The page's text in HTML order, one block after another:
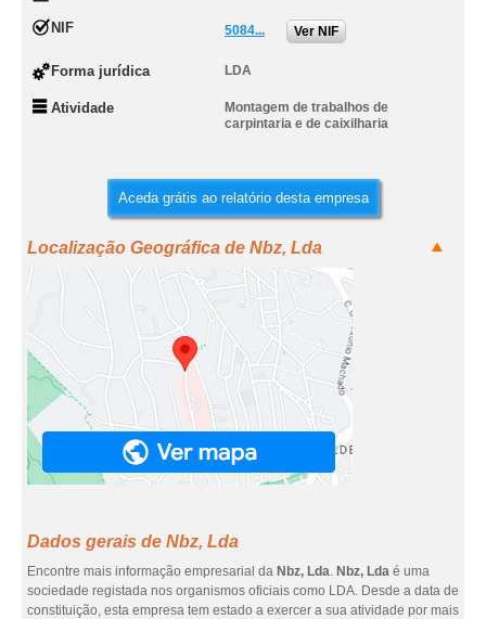
NIF 5084... Ver NIF
Forma jurídica LDA
Atividade
Montagem de trabalhos de
carpintaria e de caixilharia
Aceda grátis ao relatório desta empresa
Localização Geográfica de Nbz, Lda
Dados gerais de Nbz, Lda
Encontre mais informação empresarial da Nbz, Lda. Nbz, Lda é uma
sociedade registada nos organismos oficiais como LDA. Desde a data de
constituição, esta empresa tem estado a exercer a sua atividade por mais